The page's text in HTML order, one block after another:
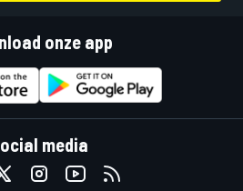
onze app
media